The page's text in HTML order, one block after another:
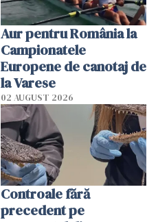
Aur pentru România la
Campionatele
Europene de canotaj de
la Varese
02 AUGUST 2026
Controale fără
precedent pe